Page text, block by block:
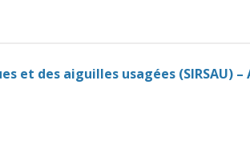
et des aiguilles usagées (SIRSAU)